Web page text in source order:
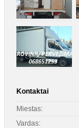
Kontaktai
Miestas:
Vardas: